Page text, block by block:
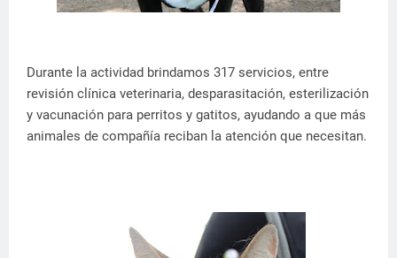
Durante la actividad brindamos 317 servicios, entre
revisión clínica veterinaria, desparasitación, esterilización
y vacunación para perritos y gatitos, ayudando a que más
animales de compañía reciban la atención que necesitan.